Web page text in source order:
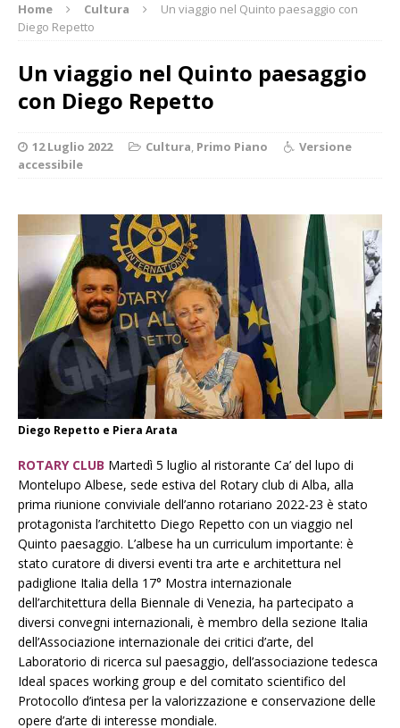
Home Cultura
Un viaggio nel Quinto paesaggio con
Diego Repetto
Un viaggio nel Quinto paesaggio
con Diego Repetto
12 Luglio 2022 Cultura, Primo Piano
Versione
accessibile
Diego Repetto e Piera Arata
ROTARY CLUB Martedì 5 luglio al ristorante Ca’ del lupo di
Montelupo Albese, sede estiva del Rotary club di Alba, alla
prima riunione conviviale dell’anno rotariano 2022-23 è stato
protagonista l’architetto Diego Repetto con un viaggio nel
Quinto paesaggio. L’albese ha un curriculum importante: è
stato curatore di diversi eventi tra arte e architettura nel
padiglione Italia della 17° Mostra internazionale
dell’architettura della Biennale di Venezia, ha partecipato a
diversi convegni internazionali, è membro della sezione Italia
dell’Associazione internazionale dei critici d’arte, del
Laboratorio di ricerca sul paesaggio, dell’associazione tedesca
Ideal spaces working group e del comitato scientifico del
Protocollo d’intesa per la valorizzazione e conservazione delle
opere d’arte di interesse mondiale.